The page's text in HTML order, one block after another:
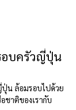
นโยบายเว็บไซต์
อบครัวญี่ปุ่น
น ล้อมรอบไปด้วย
ชาติของเรากับ